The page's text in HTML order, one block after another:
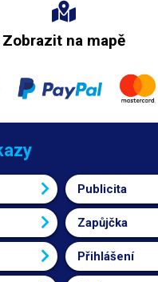
Zobrazit na mapě
Publicita
Zapůjčka
Přihlášení